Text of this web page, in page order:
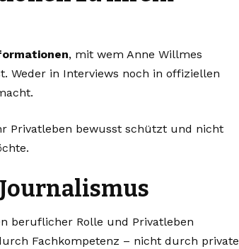
, mit wem Anne Willmes
Weder in Interviews noch in offiziellen
Privatleben bewusst schützt und nicht
beruflicher Rolle und Privatleben
Fachkompetenz – nicht durch private